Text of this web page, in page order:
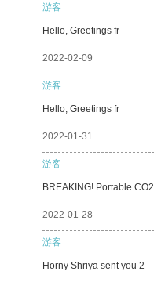
游客
Hello, Greetings fr
2022-02-09
游客
Hello, Greetings fr
2022-01-31
游客
BREAKING! Portable CO2
2022-01-28
游客
Horny Shriya sent you 2